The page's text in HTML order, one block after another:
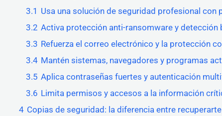
3.1 Usa una solución de seguridad profesional con
3.2 Activa protección anti-ransomware y
3.3 Refuerza el correo electrónico y la protección
3.4 Mantén sistemas, navegadores y programas
3.5 Aplica contraseñas fuertes y autenticación
3.6 Limita permisos y accesos a la información
4 Copias de seguridad: la diferencia entre